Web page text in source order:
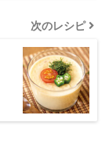
次のレシピ